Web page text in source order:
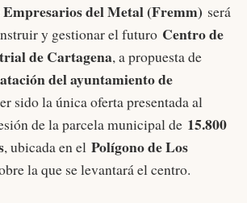
Empresarios del Metal (Fremm) será
y gestionar el futuro Centro de
de Cartagena, a propuesta de
del ayuntamiento de
sido la única oferta presentada al
de la parcela municipal de 15.800
, ubicada en el Polígono de Los
la que se levantará el centro.